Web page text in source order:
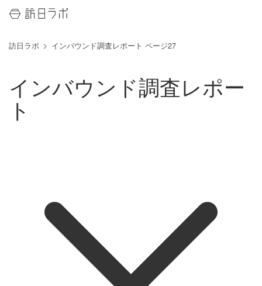
訪日ラボ インバウンド調査レポート ページ27
インバウンド調査レポー
ト